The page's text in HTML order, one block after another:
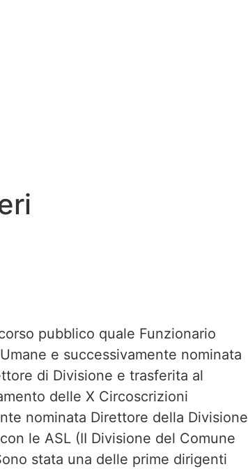
pubblico quale Funzionario
e successivamente nominata
di Divisione e trasferita al
delle X Circoscrizioni
nominata Direttore della Divisione
le ASL (II Divisione del Comune
stata una delle prime dirigenti